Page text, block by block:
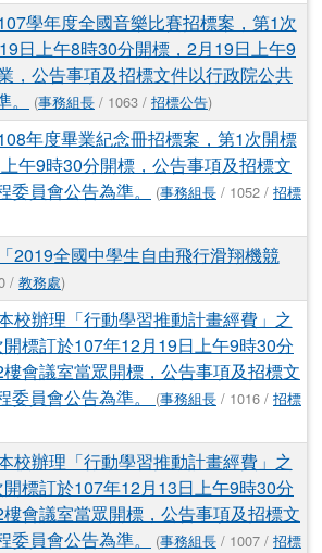
學年度全國音樂比賽招標案，第1次
日上午8時30分開標，2月19日上午9
，公告事項及招標文件以行政院公共
(事務組長 / 1063 / 招標公告)
年度畢業紀念冊招標案，第1次開標
午9時30分開標，公告事項及招標文
員會公告為準。
(事務組長 / 1052 / 招標
「2019全國中學生自由飛行滑翔機競
/ 教務處)
校辦理「行動學習推動計畫經費」之
標訂於107年12月19日上午9時30分
會議室當眾開標，公告事項及招標文
委員會公告為準。
(事務組長 / 1016 / 招標
校辦理「行動學習推動計畫經費」之
標訂於107年12月13日上午9時30分
會議室當眾開標，公告事項及招標文
員會公告為準。
(事務組長 / 1007 / 招標